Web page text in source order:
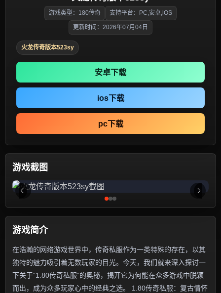
游戏类型：180传奇 支持平台：PC,安卓,iOS
更新时间：2026年07月04日
火龙传奇版本523sy
安卓下载
ios下载
pc下载
游戏截图
游戏简介
在浩瀚的网络游戏世界中，传奇私服作为一类特殊的存在，以其
独特的魅力吸引着无数玩家的目光。今天，我们就来深入探讨一
下关于“1.80传奇私服”的奥秘，揭开它为何能在众多游戏中脱颖
而出，成为众多玩家心中的经典之选。 1.80传奇私服：复古情怀